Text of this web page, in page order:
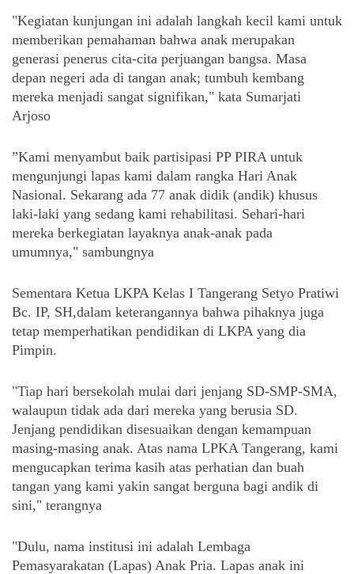
"Kegiatan kunjungan ini adalah langkah kecil kami untuk
memberikan pemahaman bahwa anak merupakan
generasi penerus cita-cita perjuangan bangsa. Masa
depan negeri ada di tangan anak; tumbuh kembang
mereka menjadi sangat signifikan," kata Sumarjati
Arjoso
”Kami menyambut baik partisipasi PP PIRA untuk
mengunjungi lapas kami dalam rangka Hari Anak
Nasional. Sekarang ada 77 anak didik (andik) khusus
laki-laki yang sedang kami rehabilitasi. Sehari-hari
mereka berkegiatan layaknya anak-anak pada
umumnya," sambungnya
Sementara Ketua LKPA Kelas I Tangerang Setyo Pratiwi
Bc. IP, SH,dalam keterangannya bahwa pihaknya juga
tetap memperhatikan pendidikan di LKPA yang dia
Pimpin.
"Tiap hari bersekolah mulai dari jenjang SD-SMP-SMA,
walaupun tidak ada dari mereka yang berusia SD.
Jenjang pendidikan disesuaikan dengan kemampuan
masing-masing anak. Atas nama LPKA Tangerang, kami
mengucapkan terima kasih atas perhatian dan buah
tangan yang kami yakin sangat berguna bagi andik di
sini," terangnya
"Dulu, nama institusi ini adalah Lembaga
Pemasyarakatan (Lapas) Anak Pria. Lapas anak ini